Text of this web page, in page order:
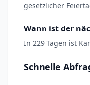
gesetzlicher
Wann ist der
In 229 Tagen ist
Schnelle